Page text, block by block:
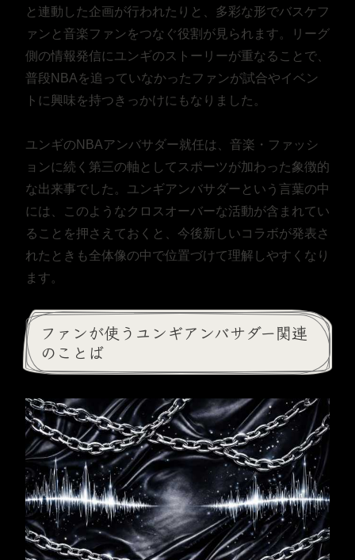
と連動した企画が行われたりと、多彩な形でバスケフ
ァンと音楽ファンをつなぐ役割が見られます。リーグ
側の情報発信にユンギのストーリーが重なることで、
普段NBAを追っていなかったファンが試合やイベン
トに興味を持つきっかけにもなりました。
ユンギのNBAアンバサダー就任は、音楽・ファッシ
ョンに続く第三の軸としてスポーツが加わった象徴的
な出来事でした。ユンギアンバサダーという言葉の中
には、このようなクロスオーバーな活動が含まれてい
ることを押さえておくと、今後新しいコラボが発表さ
れたときも全体像の中で位置づけて理解しやすくなり
ます。
ファンが使うユンギアンバサダー関連
のことば